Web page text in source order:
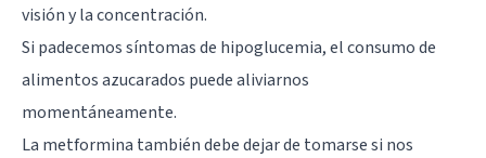
visión y la concentración.
Si padecemos síntomas de hipoglucemia, el consumo de
alimentos azucarados puede aliviarnos
momentáneamente.
La metformina también debe dejar de tomarse si nos